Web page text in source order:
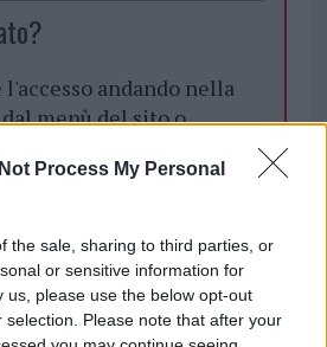
Process My Personal
the sale, sharing to third parties, or
or sensitive information for
us, please use the below opt-out
Please note that after your
andando nella
menù del sito o
Notizie Sardegna
Solare Sardegna
Torna L’ora Solare